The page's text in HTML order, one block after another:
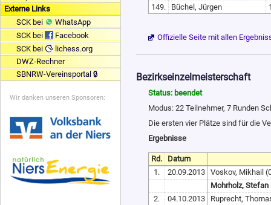
Externe Links
SCK bei
WhatsApp
SCK bei
Facebook
SCK bei
lichess.org
DWZ-Rechner
SBNRW-Vereinsportal 🔒
Wir danken unseren Sponsoren:
149.
Büchel, Jürgen
Offizielle Seite mit allen
Bezirkseinzelmeisterschaft
Status: beendet
Modus: 22 Teilnehmer, 7 Runden
Die ersten vier Plätze sind für die
Ergebnisse
Rd.
Datum
1.
20.09.2013 Voskov, Mikhail
Mohrholz, Stefan
2.
04.10.2013
Ruprecht,